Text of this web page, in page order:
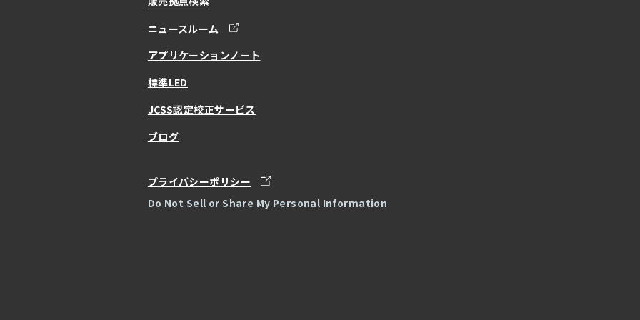
ニュースルーム
アプリケーションノート
標準LED
JCSS認定校正サービス
ブログ
プライバシーポリシー
Do Not Sell or Share My Personal Information